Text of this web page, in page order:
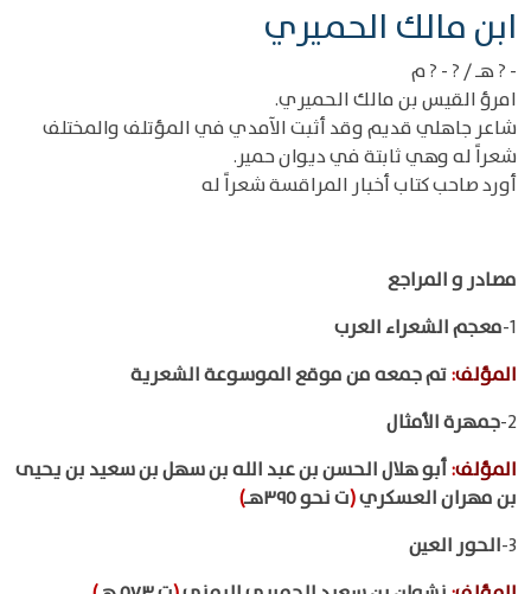
‌‌ابن مالك الحميري
- ? هـ / ? - ? م
امرؤ القيس بن مالك الحميري.
شاعر جاهلي قديم وقد أثبت الآمدي في المؤتلف والمختلف
شعراً له وهي ثابتة في ديوان حمير.
أورد صاحب كتاب أخبار المراقسة شعراً له
مصادر و المراجع
1- معجم الشعراء العرب
المؤلف:تم جمعه من موقع الموسوعة الشعرية
2- جمهرة الأمثال
المؤلف:أبو هلال الحسن بن عبد الله بن سهل بن سعيد بن يحيى
بن مهران العسكري(ت نحو ٣٩٥هـ
)
3- الحور العين